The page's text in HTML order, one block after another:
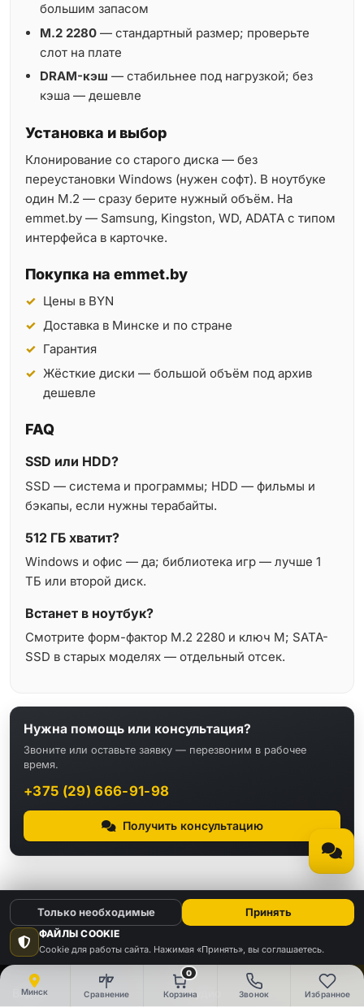
Минск Сравнение
0
Корзина Звонок Избранное
большим запасом
M.2 2280 — стандартный размер; проверьте
слот на плате
DRAM-кэш — стабильнее под нагрузкой; без
кэша — дешевле
Установка и выбор
Клонирование со старого диска — без
переустановки Windows (нужен софт). В ноутбуке
один M.2 — сразу берите нужный объём. На
emmet.by — Samsung, Kingston, WD, ADATA с типом
интерфейса в карточке.
Покупка на emmet.by
Цены в BYN
Доставка в Минске и по стране
Гарантия
Жёсткие диски — большой объём под архив
дешевле
FAQ
SSD или HDD?
SSD — система и программы; HDD — фильмы и
бэкапы, если нужны терабайты.
512 ГБ хватит?
Windows и офис — да; библиотека игр — лучше 1
ТБ или второй диск.
Встанет в ноутбук?
Смотрите форм-фактор M.2 2280 и ключ M; SATA-
SSD в старых моделях — отдельный отсек.
Нужна помощь или консультация?
Звоните или оставьте заявку — перезвоним в рабочее
время.
+375 (29) 666-91-98
Получить консультацию
КАТАЛОГ
Видео Аудио
ФАЙЛЫ COOKIE
Cookie для работы сайта. Нажимая «Принять», вы соглашаетесь.
Только необходимые Принять